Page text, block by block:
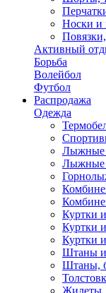
Носки и
Активный
Борьба
Волейбол
Футбол
Распродажа
Одежда
Лыжные
Лыжные
Куртки
Куртки
Куртки
Штаны и
Штаны,
Жилеты,